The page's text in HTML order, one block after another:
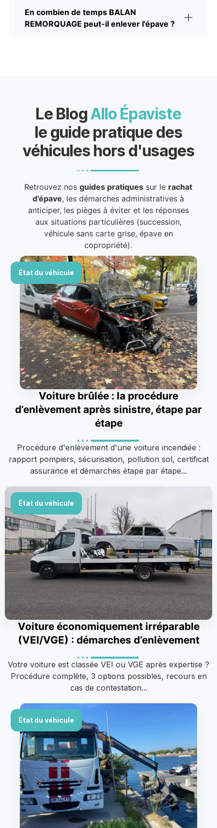
En combien de temps BALAN
REMORQUAGE peut-il enlever l'épave ?
Le BlogAllo Épaviste
le guide pratique des
véhicules hors d'usages
Retrouvez nosguides pratiques sur le rachat
d'épave, les démarches administratives à
anticiper, les pièges à éviter et les réponses
aux situations particulières (succession,
véhicule sans carte grise, épave en
copropriété).
État du véhicule
Voiture brûlée : la procédure
d’enlèvement après sinistre, étape par
étape
Procédure d'enlèvement d'une voiture incendiée :
rapport pompiers, sécurisation, pollution sol, certificat
assurance et démarches étape par étape...
État du véhicule
Voiture économiquement irréparable
(VEI/VGE) : démarches d’enlèvement
Votre voiture est classée VEI ou VGE après expertise ?
Procédure complète, 3 options possibles, recours en
cas de contestation...
État du véhicule